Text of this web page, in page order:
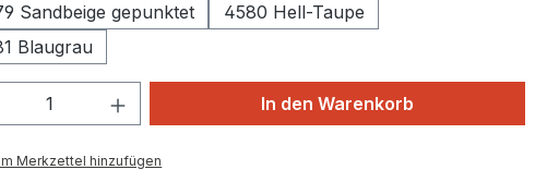
Sandbeige gepunktet
4580 Hell-Taupe
Blaugrau
Anzahl: Gib den gewünschten Wert
In den Warenkorb
Merkzettel hinzufügen